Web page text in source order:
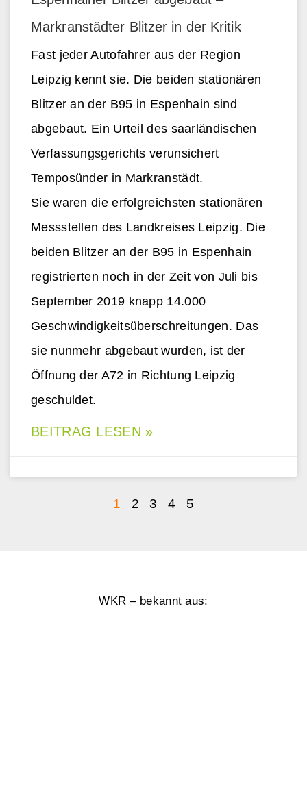
Markranstädter Blitzer in der Kritik
Fast jeder Autofahrer aus der Region
Leipzig kennt sie. Die beiden stationären
Blitzer an der B95 in Espenhain sind
abgebaut. Ein Urteil des saarländischen
Verfassungsgerichts verunsichert
Temposünder in Markranstädt.
Sie waren die erfolgreichsten stationären
Messstellen des Landkreises Leipzig. Die
beiden Blitzer an der B95 in Espenhain
registrierten noch in der Zeit von Juli bis
September 2019 knapp 14.000
Geschwindigkeitsüberschreitungen. Das
sie nunmehr abgebaut wurden, ist der
Öffnung der A72 in Richtung Leipzig
geschuldet.
BEITRAG LESEN »
1 2 3 4 5
WKR – bekannt aus: